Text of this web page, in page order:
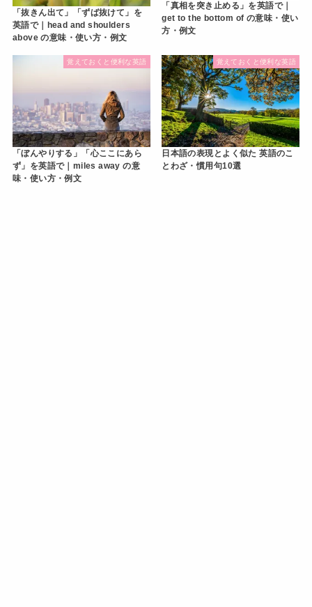
「抜きん出て」「ずば抜けて」を
英語で｜head and shoulders
above の意味・使い方・例文
「真相を突き止める」を英語で｜
get to the bottom of の意味・使い
方・例文
覚えておくと便利な英語
「ぼんやりする」「心ここにあら
ず」を英語で｜miles away の意
味・使い方・例文
覚えておくと便利な英語
日本語の表現とよく似た 英語のこ
とわざ・慣用句10選